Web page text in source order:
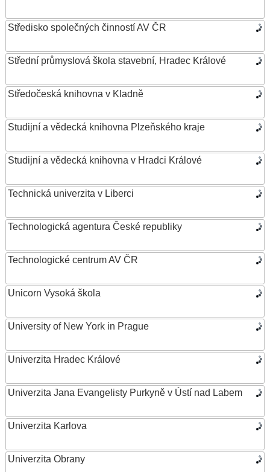
Středisko společných činností AV ČR
Střední průmyslová škola stavební, Hradec Králové
Středočeská knihovna v Kladně
Studijní a vědecká knihovna Plzeňského kraje
Studijní a vědecká knihovna v Hradci Králové
Technická univerzita v Liberci
Technologická agentura České republiky
Technologické centrum AV ČR
Unicorn Vysoká škola
University of New York in Prague
Univerzita Hradec Králové
Univerzita Jana Evangelisty Purkyně v Ústí nad Labem
Univerzita Karlova
Univerzita Obrany